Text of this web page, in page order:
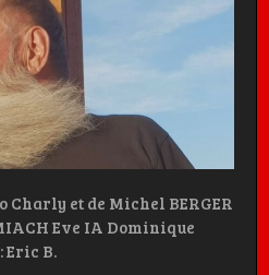
Charly et de Michel BERGER
Eve IA Dominique
Eric B.